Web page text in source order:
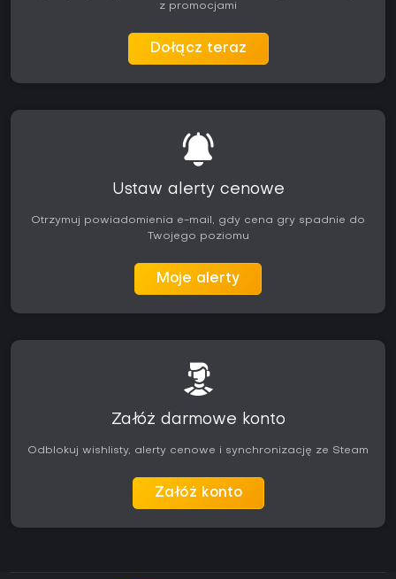
z promocjami
Dołącz teraz
Ustaw alerty cenowe
Otrzymuj powiadomienia e-mail, gdy cena gry spadnie do
Twojego poziomu
Moje alerty
Załóż darmowe konto
Odblokuj wishlisty, alerty cenowe i synchronizację ze Steam
Załóż konto